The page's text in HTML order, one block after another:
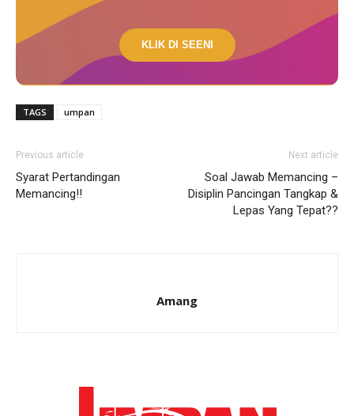
KLIK DI SEENI
TAGS umpan
Previous article
Syarat Pertandingan
Memancing!!
Next article
Soal Jawab Memancing –
Disiplin Pancingan Tangkap &
Lepas Yang Tepat??
Amang